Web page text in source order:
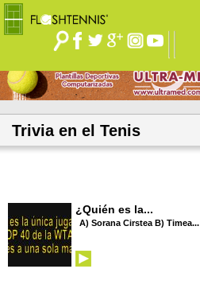
Trivia en el Tenis
¿Quién es la...
A) Sorana Cirstea B) Timea...